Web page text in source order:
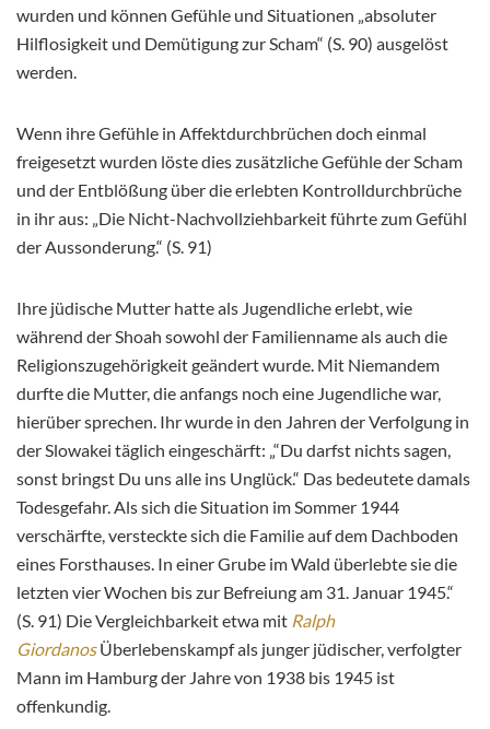
wurden und können Gefühle und Situationen „absoluter
Hilflosigkeit und Demütigung zur Scham“ (S. 90) ausgelöst
werden.
Wenn ihre Gefühle in Affektdurchbrüchen doch einmal
freigesetzt wurden löste dies zusätzliche Gefühle der Scham
und der Entblößung über die erlebten Kontrolldurchbrüche
in ihr aus: „Die Nicht-Nachvollziehbarkeit führte zum Gefühl
der Aussonderung.“ (S. 91)
Ihre jüdische Mutter hatte als Jugendliche erlebt, wie
während der Shoah sowohl der Familienname als auch die
Religionszugehörigkeit geändert wurde. Mit Niemandem
durfte die Mutter, die anfangs noch eine Jugendliche war,
hierüber sprechen. Ihr wurde in den Jahren der Verfolgung in
der Slowakei täglich eingeschärft: „“Du darfst nichts sagen,
sonst bringst Du uns alle ins Unglück.“ Das bedeutete damals
Todesgefahr. Als sich die Situation im Sommer 1944
verschärfte, versteckte sich die Familie auf dem Dachboden
eines Forsthauses. In einer Grube im Wald überlebte sie die
letzten vier Wochen bis zur Befreiung am 31. Januar 1945.“
(S. 91) Die Vergleichbarkeit etwa mit Ralph
GiordanosÜberlebenskampf als junger jüdischer, verfolgter
Mann im Hamburg der Jahre von 1938 bis 1945 ist
offenkundig.